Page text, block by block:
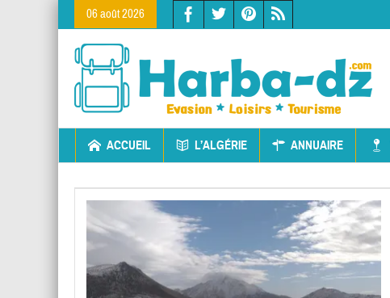
06 août 2026
ACCUEIL L’ALGÉRIE ANNUAIRE